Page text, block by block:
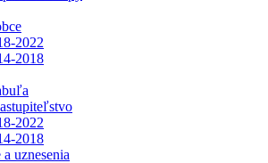
2022
2018
2022
2018
uznesenia